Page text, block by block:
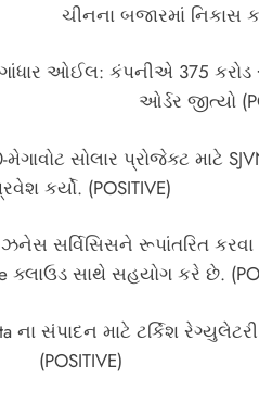
ચીનના બજારમાં નિકાસ
ગાંધાર ઓઈલ: કંપનીએ 375 કરોડ
ઓર્ડર જીત્યો
સોલાર પ્રોજેક્ટ માટે
કર્યો. (POSITIVE)
સર્વિસિસને રૂપાંતરિત કરવા
ક્લાઉડ સાથે સહયોગ કરે છે.
ના સંપાદન માટે ટર્કિશ
(POSITIVE)